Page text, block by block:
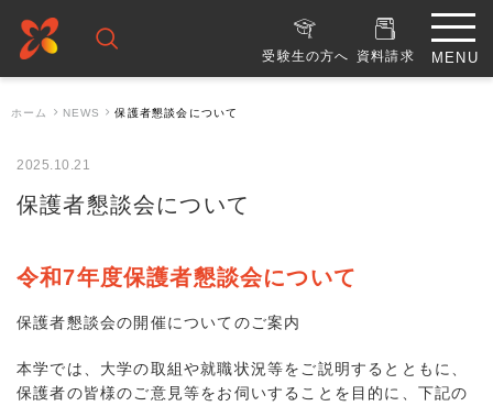
受験生の方へ 資料請求
ホーム NEWS 保護者懇談会について
2025.10.21
保護者懇談会について
令和7年度保護者懇談会について
保護者懇談会の開催についてのご案内
本学では、大学の取組や就職状況等をご説明するとともに、
保護者の皆様のご意見等をお伺いすることを目的に、下記の